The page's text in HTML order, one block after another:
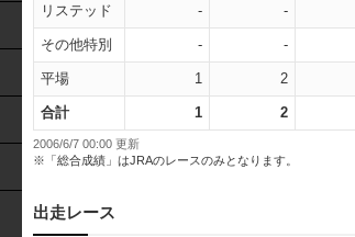
リステッド - -
その他特別 - -
平場 1 2
合計 1 2
2006/6/7 00:00 更新
※「総合成績」はJRAのレースのみとなります。
出走レース